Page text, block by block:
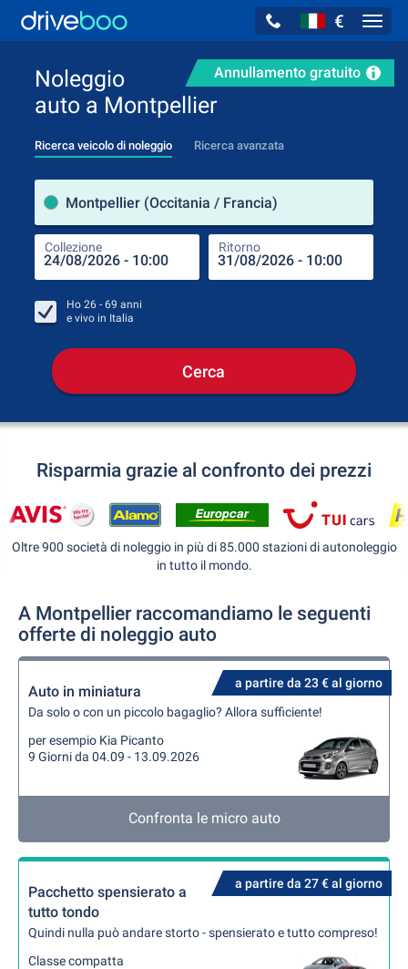
€
Annullamento gratuito
Noleggio
auto a Montpellier
Ricerca veicolo di noleggio Ricerca avanzata
Montpellier (Occitania / Francia)
Collezione Ritorno
Ho 26 - 69 anni
e vivo in Italia
Cerca
Risparmia grazie al confronto dei prezzi
Oltre 900 società di noleggio in più di 85.000 stazioni di autonoleggio
in tutto il mondo.
A Montpellier raccomandiamo le seguenti
offerte di noleggio auto
a partire da 23 € al giorno
Auto in miniatura
Da solo o con un piccolo bagaglio? Allora sufficiente!
per esempio Kia Picanto
9 Giorni da 04.09 - 13.09.2026
Confronta le micro auto
a partire da 27 € al giorno
Pacchetto spensierato a
tutto tondo
Quindi nulla può andare storto - spensierato e tutto compreso!
Classe compatta